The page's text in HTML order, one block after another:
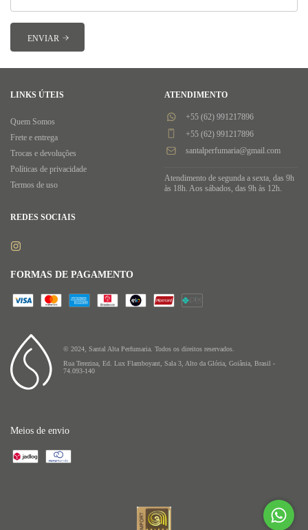
© 2024, Santal Alta Perfumaria. Todos os direitos reservados.
Rua Terezina, Ed. Lux Flamboyant, Sala 3, Alto da Glória, Goiânia, Brasil -
74.093-140
LINKS ÚTEIS
Quem Somos
Frete e entrega
Trocas e devoluções
Políticas de privacidade
Termos de uso
ATENDIMENTO
+55 (62) 991217896
+55 (62) 991217896
santalperfumaria@gmail.com
Atendimento de segunda a sexta, das 9h
às 18h. Aos sábados, das 9h às 12h.
REDES SOCIAIS
FORMAS DE PAGAMENTO
Meios de envio